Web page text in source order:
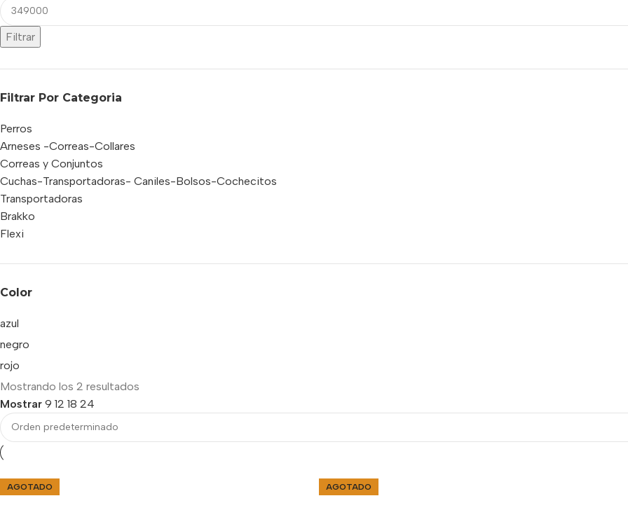
Filtrar
Filtrar Por Categoria
Perros
Arneses -Correas-Collares
Correas y Conjuntos
Cuchas-Transportadoras- Caniles-Bolsos-Cochecitos
Transportadoras
Brakko
Flexi
Color
azul
negro
rojo
Mostrando los 2 resultados
Mostrar 9 12 18 24
AGOTADO AGOTADO